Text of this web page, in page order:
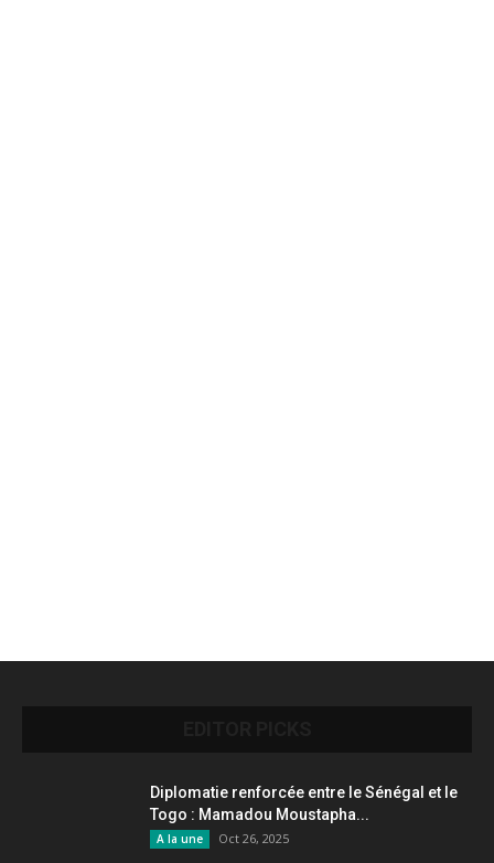
Diplomatie renforcée entre le Sénégal et le
Togo : Mamadou Moustapha...
A la une Oct 26, 2025